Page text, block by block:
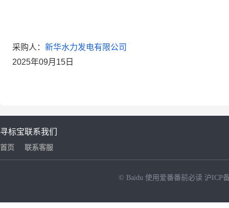
采购人： 新华水力发电有限公司
2025年09月 15 日
寻标宝
首页
联系我们
联系客服
© Baidu 使用爱番番前必读 沪ICP